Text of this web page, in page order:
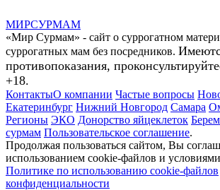
МИРСУРМАМ
«Мир Сурмам» - сайт о суррогатном
суррогатных мам без посредников.
противопоказания,
+18.
КонтактыО компании Частые вопросы
Екатеринбург Нижний Новгород Самара
Регионы ЭКО Донорство яйцеклеток
сурмам Пользовательское соглашение.
Продолжая пользоваться сайтом, Вы
использованием cookie-файлов и
Политике по использованию cookie-файлов
конфиденциальности